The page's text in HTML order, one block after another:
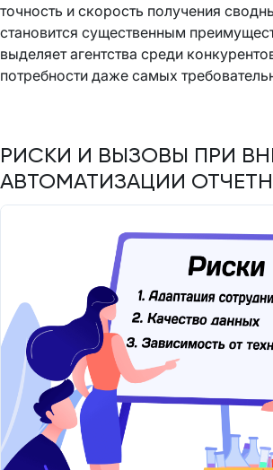
точность и скорость получения
становится существенным
выделяет агентства среди
потребности даже самых
РИСКИ И ВЫЗОВЫ ПРИ
АВТОМАТИЗАЦИИ